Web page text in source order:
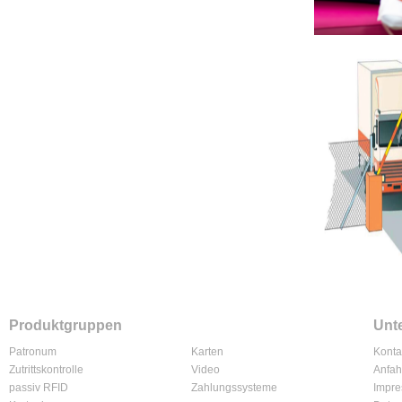
Produktgruppen
Patronum
Zutrittskontrolle
passiv RFID
Karten
Video
Zahlungssysteme